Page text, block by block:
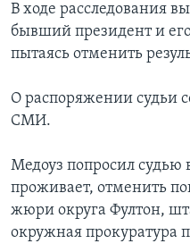
В ходе расследования
бывший президент и
пытаясь отменить
О распоряжении судьи
СМИ.
Медоуз попросил
проживает, отменить
жюри округа Фултон,
окружная прокуратура